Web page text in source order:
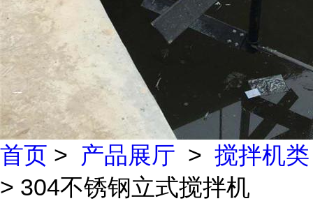
首页 > 产品展厅 > 搅拌机类
> 304不锈钢立式搅拌机